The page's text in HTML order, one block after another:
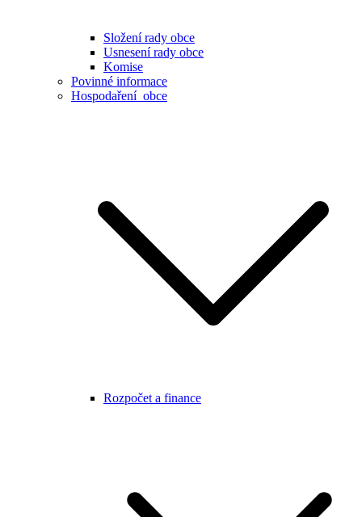
Složení rady obce
Usnesení rady obce
Komise
Povinné informace
Hospodaření obce
Rozpočet a finance